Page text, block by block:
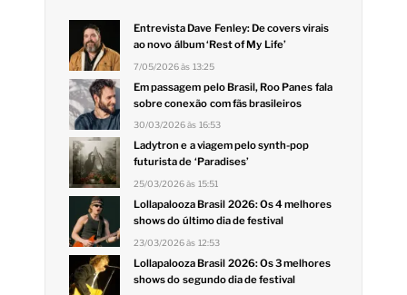
Entrevista Dave Fenley: De covers virais
ao novo álbum ‘Rest of My Life’
7/05/2026 às 13:25
Em passagem pelo Brasil, Roo Panes fala
sobre conexão com fãs brasileiros
30/03/2026 às 16:53
Ladytron e a viagem pelo synth-pop
futurista de ‘Paradises’
25/03/2026 às 15:51
Lollapalooza Brasil 2026: Os 4 melhores
shows do último dia de festival
23/03/2026 às 12:53
Lollapalooza Brasil 2026: Os 3 melhores
shows do segundo dia de festival